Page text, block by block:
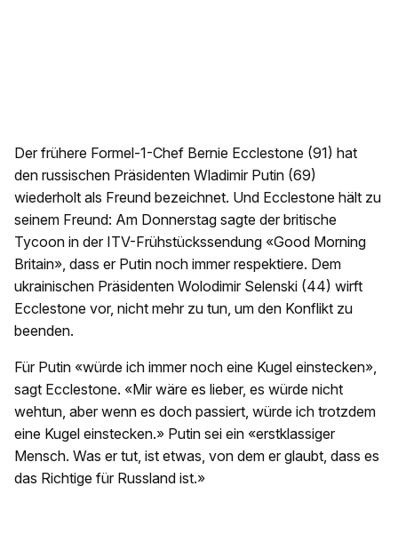
Der frühere Formel-1-Chef Bernie Ecclestone (91) hat
den russischen Präsidenten Wladimir Putin (69)
wiederholt als Freund bezeichnet. Und Ecclestone hält zu
seinem Freund: Am Donnerstag sagte der britische
Tycoon in der ITV-Frühstückssendung «Good Morning
Britain», dass er Putin noch immer respektiere. Dem
ukrainischen Präsidenten Wolodimir Selenski (44) wirft
Ecclestone vor, nicht mehr zu tun, um den Konflikt zu
beenden.
Für Putin «würde ich immer noch eine Kugel einstecken»,
sagt Ecclestone. «Mir wäre es lieber, es würde nicht
wehtun, aber wenn es doch passiert, würde ich trotzdem
eine Kugel einstecken.» Putin sei ein «erstklassiger
Mensch. Was er tut, ist etwas, von dem er glaubt, dass es
das Richtige für Russland ist.»